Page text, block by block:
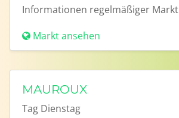
Informationen regelmäßiger Markt
Markt ansehen
MAUROUX
Tag Dienstag